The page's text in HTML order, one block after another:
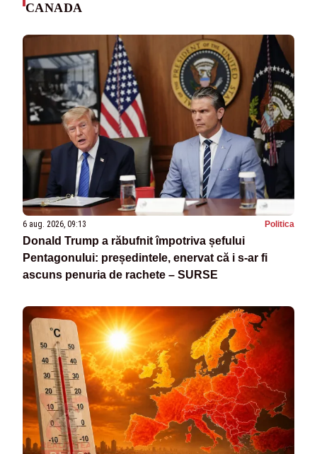
CANADA
6 aug. 2026, 09:13 Politica
Donald Trump a răbufnit împotriva șefului
Pentagonului: președintele, enervat că i s-ar fi
ascuns penuria de rachete – SURSE